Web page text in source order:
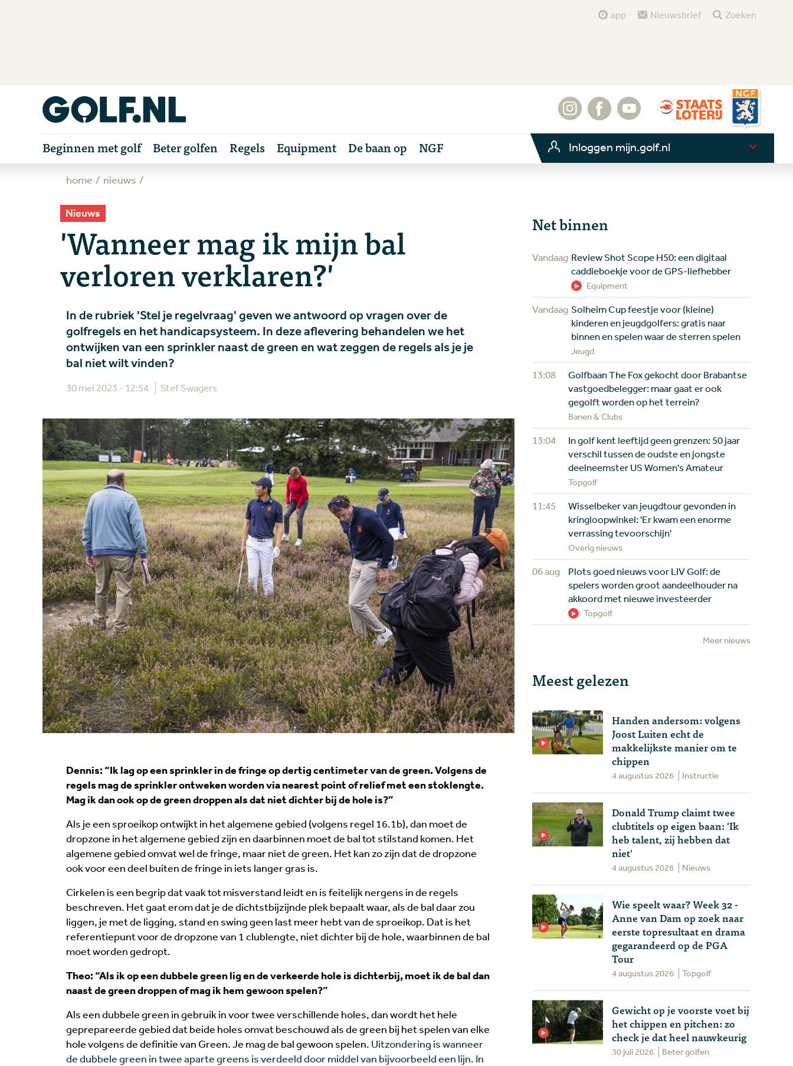
app Nieuwsbrief Zoeken
Beginnen met golf Beter golfen Regels Equipment De baan op NGF Inloggen mijn.golf.nl
home nieuws
Nieuws
'Wanneer mag ik mijn bal
verloren verklaren?'
In de rubriek 'Stel je regelvraag' geven we antwoord op vragen over de
golfregels en het handicapsysteem. In deze aflevering behandelen we het
ontwijken van een sprinkler naast de green en wat zeggen de regels als je je
bal niet wilt vinden?
30 mei 2023 - 12:54 Stef Swagers
Dennis: “Ik lag op een sprinkler in de fringe op dertig centimeter van de green. Volgens de
regels mag de sprinkler ontweken worden via nearest point of relief met een stoklengte.
Mag ik dan ook op de green droppen als dat niet dichter bij de hole is?”
Als je een sproeikop ontwijkt in het algemene gebied (volgens regel 16.1b), dan moet de
dropzone in het algemene gebied zijn en daarbinnen moet de bal tot stilstand komen. Het
algemene gebied omvat wel de fringe, maar niet de green. Het kan zo zijn dat de dropzone
ook voor een deel buiten de fringe in iets langer gras is.
Cirkelen is een begrip dat vaak tot misverstand leidt en is feitelijk nergens in de regels
beschreven. Het gaat erom dat je de dichtstbijzijnde plek bepaalt waar, als de bal daar zou
liggen, je met de ligging, stand en swing geen last meer hebt van de sproeikop. Dat is het
referentiepunt voor de dropzone van 1 clublengte, niet dichter bij de hole, waarbinnen de bal
moet worden gedropt.
Theo: “Als ik op een dubbele green lig en de verkeerde hole is dichterbij, moet ik de bal dan
naast de green droppen of mag ik hem gewoon spelen?”
Als een dubbele green in gebruik in voor twee verschillende holes, dan wordt het hele
geprepareerde gebied dat beide holes omvat beschouwd als de green bij het spelen van elke
hole volgens de definitie van Green. Je mag de bal gewoon spelen. Uitzondering is wanneer
de dubbele green in twee aparte greens is verdeeld door middel van bijvoorbeeld een lijn. In
Net binnen
Vandaag Review Shot Scope H50: een digitaal
caddieboekje voor de GPS-liefhebber
Equipment
Vandaag Solheim Cup feestje voor (kleine)
kinderen en jeugdgolfers: gratis naar
binnen en spelen waar de sterren spelen
Jeugd
13:08
Golfbaan The Fox gekocht door Brabantse
vastgoedbelegger: maar gaat er ook
gegolft worden op het terrein?
Banen & Clubs
13:04
In golf kent leeftijd geen grenzen: 50 jaar
verschil tussen de oudste en jongste
deelneemster US Women's Amateur
Topgolf
11:45
Wisselbeker van jeugdtour gevonden in
kringloopwinkel: 'Er kwam een enorme
verrassing tevoorschijn'
Overig nieuws
06 aug
Plots goed nieuws voor LIV Golf: de
spelers worden groot aandeelhouder na
akkoord met nieuwe investeerder
Topgolf
Meer nieuws
Meest gelezen
Handen andersom: volgens
Joost Luiten echt de
makkelijkste manier om te
chippen
4 augustus 2026 Instructie
Donald Trump claimt twee
clubtitels op eigen baan: 'Ik
heb talent, zij hebben dat
niet'
4 augustus 2026 Nieuws
Wie speelt waar? Week 32 -
Anne van Dam op zoek naar
eerste topresultaat en drama
gegarandeerd op de PGA
Tour
4 augustus 2026 Topgolf
Gewicht op je voorste voet bij
het chippen en pitchen: zo
check je dat heel nauwkeurig
30 juli 2026 Beter golfen